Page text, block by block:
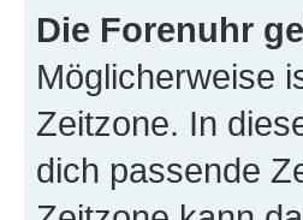
Die Forenuhr
Möglicherweise
Zeitzone. In
dich passende